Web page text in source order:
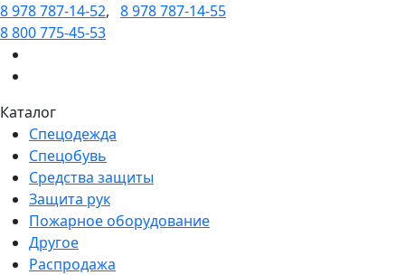
8 978 787-14-52, 8 978 787-14-55
8 800 775-45-53
Каталог
Спецодежда
Спецобувь
Средства защиты
Защита рук
Пожарное оборудование
Другое
Распродажа